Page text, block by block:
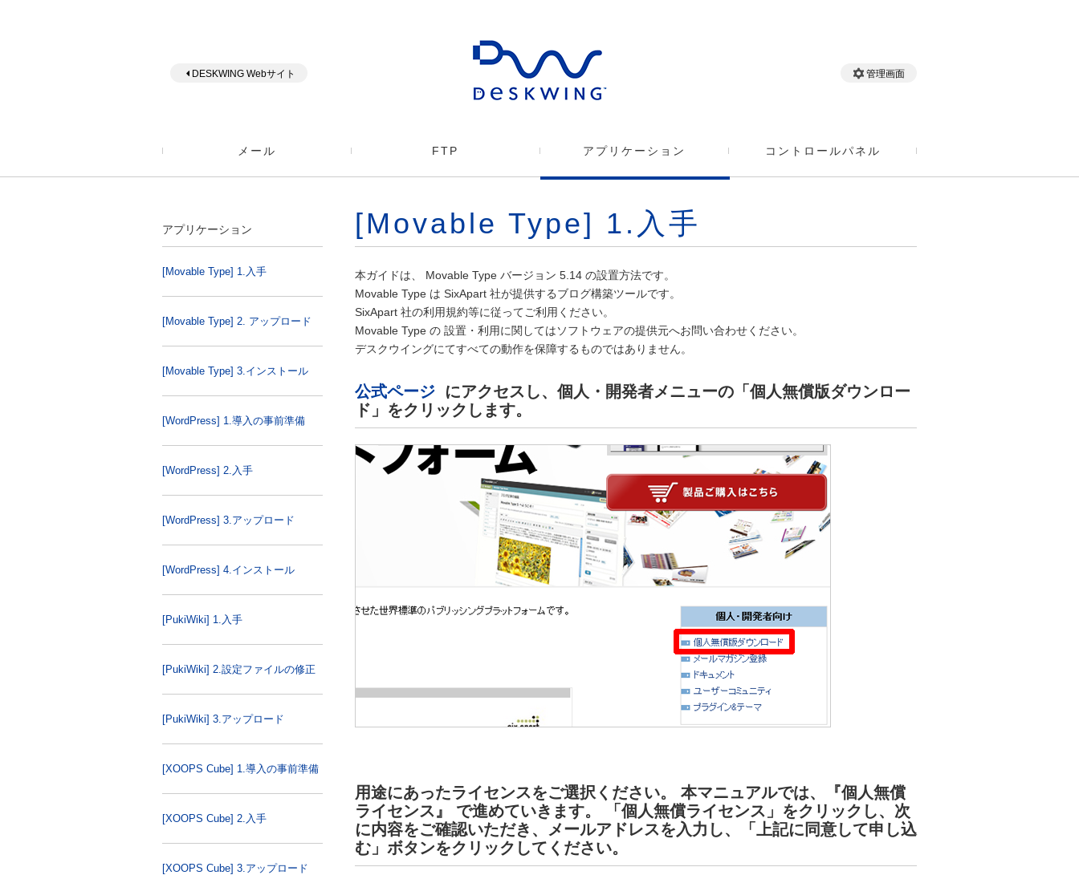
メール FTP アプリケーション コントロールパネル
DESKWING Webサイト 管理画面
[Movable Type] 1.入手
本ガイドは、 Movable Type バージョン 5.14 の設置方法です。
Movable Type は SixApart 社が提供するブログ構築ツールです。
SixApart 社の利用規約等に従ってご利用ください。
Movable Type の 設置・利用に関してはソフトウェアの提供元へお問い合わせください。
デスクウイングにてすべての動作を保障するものではありません。
公式ページ
にアクセスし、個人・開発者メニューの「個人無償版ダウンロー
ド」をクリックします。
用途にあったライセンスをご選択ください。 本マニュアルでは、『個人無償
ライセンス』 で進めていきます。 「個人無償ライセンス」をクリックし、次
に内容をご確認いただき、メールアドレスを入力し、「上記に同意して申し込
む」ボタンをクリックしてください。
アプリケーション
[Movable Type] 1.入手
[Movable Type] 2. アップロード
[Movable Type] 3.インストール
[WordPress] 1.導入の事前準備
[WordPress] 2.入手
[WordPress] 3.アップロード
[WordPress] 4.インストール
[PukiWiki] 1.入手
[PukiWiki] 2.設定ファイルの修正
[PukiWiki] 3.アップロード
[XOOPS Cube] 1.導入の事前準備
[XOOPS Cube] 2.入手
[XOOPS Cube] 3.アップロード